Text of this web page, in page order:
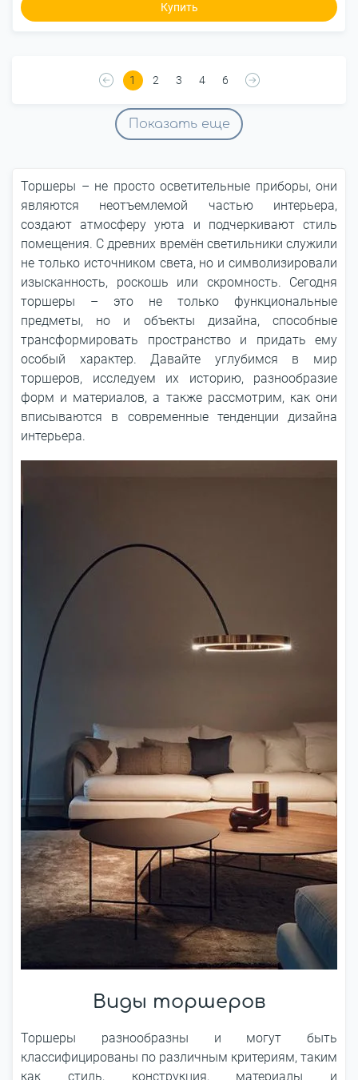
Купить
1 2 3 4 6
Показать еще
Торшеры – не просто осветительные приборы, они
являются неотъемлемой частью интерьера,
создают атмосферу уюта и подчеркивают стиль
помещения. С древних времён светильники служили
не только источником света, но и символизировали
изысканность, роскошь или скромность. Сегодня
торшеры – это не только функциональные
предметы, но и объекты дизайна, способные
трансформировать пространство и придать ему
особый характер. Давайте углубимся в мир
торшеров, исследуем их историю, разнообразие
форм и материалов, а также рассмотрим, как они
вписываются в современные тенденции дизайна
интерьера.
Виды торшеров
Торшеры разнообразны и могут быть
классифицированы по различным критериям, таким
как стиль, конструкция, материалы и